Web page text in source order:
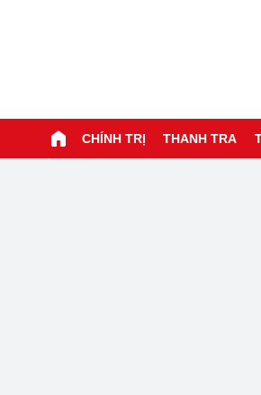
CHÍNH TRỊ THANH TRA